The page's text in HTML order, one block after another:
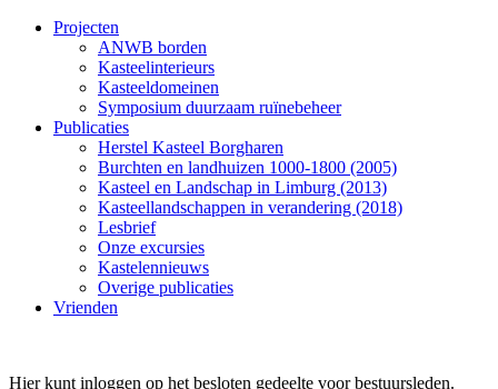
Projecten
ANWB borden
Kasteelinterieurs
Kasteeldomeinen
Symposium duurzaam ruïnebeheer
Publicaties
Herstel Kasteel Borgharen
Burchten en landhuizen 1000-1800 (2005)
Kasteel en Landschap in Limburg (2013)
Kasteellandschappen in verandering (2018)
Lesbrief
Onze excursies
Kastelennieuws
Overige publicaties
Vrienden
Hier kunt inloggen op het besloten gedeelte voor bestuursleden.